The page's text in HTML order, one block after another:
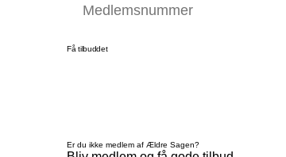
Få tilbuddet
Er du ikke medlem af Ældre Sagen?